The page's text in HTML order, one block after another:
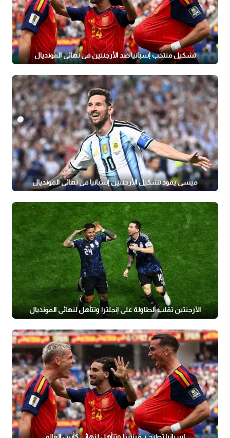
تشكيل منتخب إسبانيا ضد الأرجنتين في نهائي المونديال
ميسي يقود تشكيل الأرجنتين إسبانيا في نهائي المونديال
الأرجنتين تقلب الطاولة على إنجلترا وتتأهل لنهائي المونديال